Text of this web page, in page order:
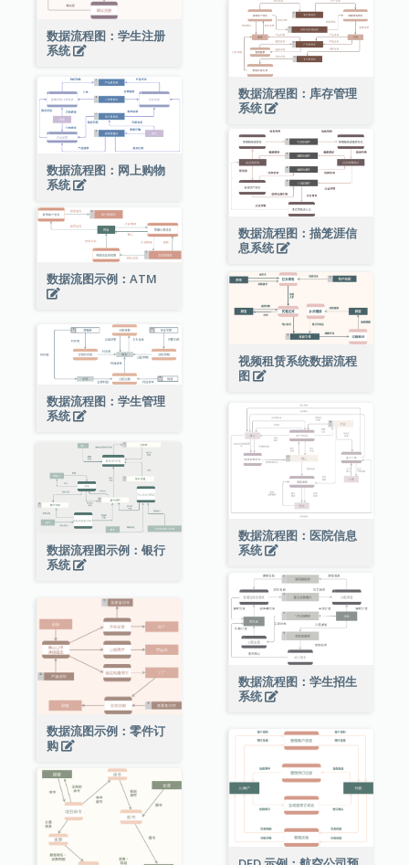
数据流程图：学生注册
系统
数据流程图：库存管理
系统
数据流程图：网上购物
系统
数据流程图：描笼涯信
息系统
数据流图示例：ATM
视频租赁系统数据流程
图
数据流程图：学生管理
系统
数据流程图：医院信息
系统
数据流程图示例：银行
系统
数据流程图：学生招生
系统
数据流图示例：零件订
购